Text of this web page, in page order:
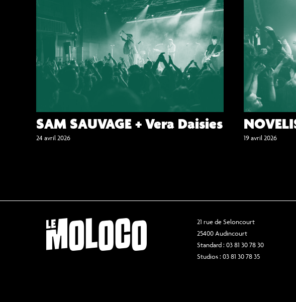
SAM SAUVAGE + Vera Daisies
24 avril 2026 19 avril 2026
21 rue de Seloncourt
25400 Audincourt
Standard : 03 81 30 78 30
Studios : 03 81 30 78 35